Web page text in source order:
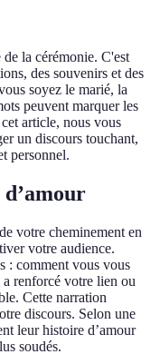
la cérémonie. C'est
des souvenirs et des
soyez le marié, la
peuvent marquer les
article, nous vous
un discours touchant,
personnel.
votre cheminement en
votre audience.
: comment vous vous
renforcé votre lien ou
Cette narration
discours. Selon une
leur histoire d’amour
soudés.